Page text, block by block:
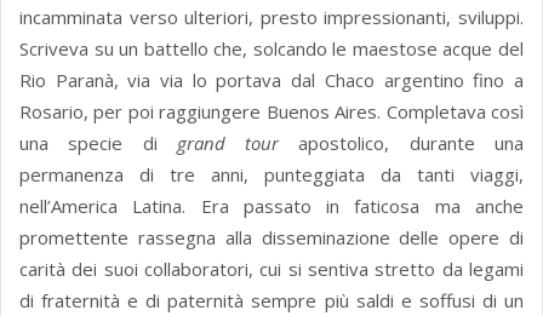
incamminata verso ulteriori, presto impressionanti, sviluppi.
Scriveva su un battello che, solcando le maestose acque del
Rio Paranà, via via lo portava dal Chaco argentino fino a
Rosario, per poi raggiungere Buenos Aires. Completava così
una specie di grand tourapostolico, durante una
permanenza di tre anni, punteggiata da tanti viaggi,
nell’America Latina. Era passato in faticosa ma anche
promettente rassegna alla disseminazione delle opere di
carità dei suoi collaboratori, cui si sentiva stretto da legami
di fraternità e di paternità sempre più saldi e soffusi di un